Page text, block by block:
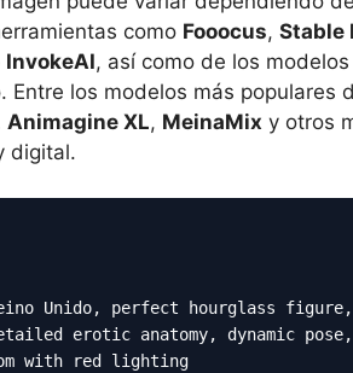
como Fooocus, Stable
InvokeAI, así como de los
Entre los modelos más populares
Animagine XL, MeinaMix y otros
digital.
Unido, perfect hourglass
erotic anatomy, dynamic
with red lighting